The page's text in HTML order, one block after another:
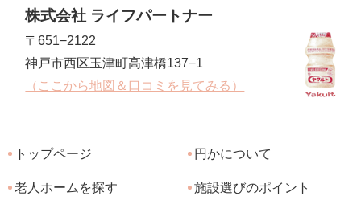
株式会社 ライフパートナー
〒651−2122
神戸市西区玉津町高津橋137−1
（ここから地図＆口コミを見てみる）
トップページ 円かについて
老人ホームを探す 施設選びのポイント